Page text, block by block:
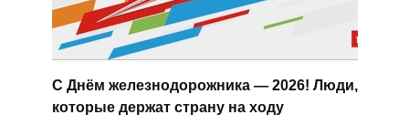
С Днём железнодорожника — 2026! Люди,
которые держат страну на ходу